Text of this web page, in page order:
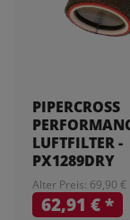
PIPERCROSS
LUFTFILTER -
PX1289DRY
Alter Preis: 69,90 €
62,91 €*